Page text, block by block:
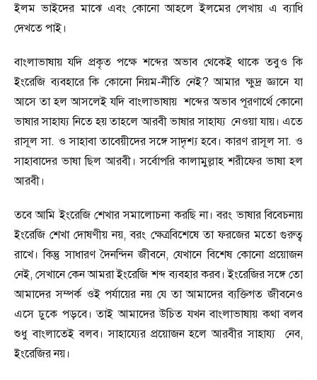
ইলম ভাইদের মাঝে এবং কোনো আহলে ইলমের লেখায় এ ব্যাধি
দেখতে পাই।
বাংলাভাষায় যদি প্রকৃত পক্ষে শব্দের অভাব থেকেই থাকে তবুও কি
ইংরেজি ব্যবহারে কি কোনো নিয়ম-নীতি নেই?আমার ক্ষুদ্র জ্ঞানে যা
আসে তা হল আসলেই যদি বাংলাভাষায় শব্দের অভাব পূরণার্থে কোনো
ভাষার সাহায্য নিতে হয় তাহলে আরবী ভাষার সাহায্য নেওয়া যায়। এতে
রাসূল সা. ও সাহাবা তাবেয়ীদের সঙ্গে সাদৃশ্য হবে। কারণ রাসূল সা. ও
সাহাবাদের ভাষা ছিল আরবী। সর্বোপরি কালামুল্লাহ শরীফের ভাষা হল
আরবী।
তবে আমি ইংরেজি শেখার সমালোচনা করছি না। বরং ভাষার বিবেচনায়
ইংরেজি শেখা দোষণীয় নয়,বরং ক্ষেত্রবিশেষে তা ফরজের মতো গুরুত্ব
রাখে। কিন্তু সাধারণ দৈনন্দিন জীবনে,যেখানে বিশেষ কোনো প্রয়োজন
নেই,সেখানে কেন আমরা ইংরেজি শব্দ ব্যবহার করব। ইংরেজির সঙ্গে তো
আমাদের সম্পর্ক ওই পর্যায়ের নয় যে তা আমাদের ব্যক্তিগত জীবনেও
এসে ঢুকে পড়বে। তাই আমাদের উচিত যখন বাংলাভাষায় কথা বলব
শুধু বাংলাতেই বলব। সাহায্যের প্রয়োজন হলে আরবীর সাহায্য নেব,
ইংরেজির নয়।